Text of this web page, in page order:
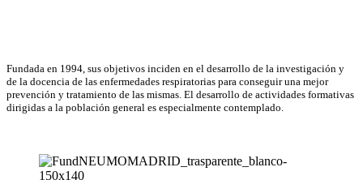
Fundada en 1994, sus objetivos inciden en el desarrollo de la investigación y
de la docencia de las enfermedades respiratorias para conseguir una mejor
prevención y tratamiento de las mismas. El desarrollo de actividades formativas
dirigidas a la población general es especialmente contemplado.